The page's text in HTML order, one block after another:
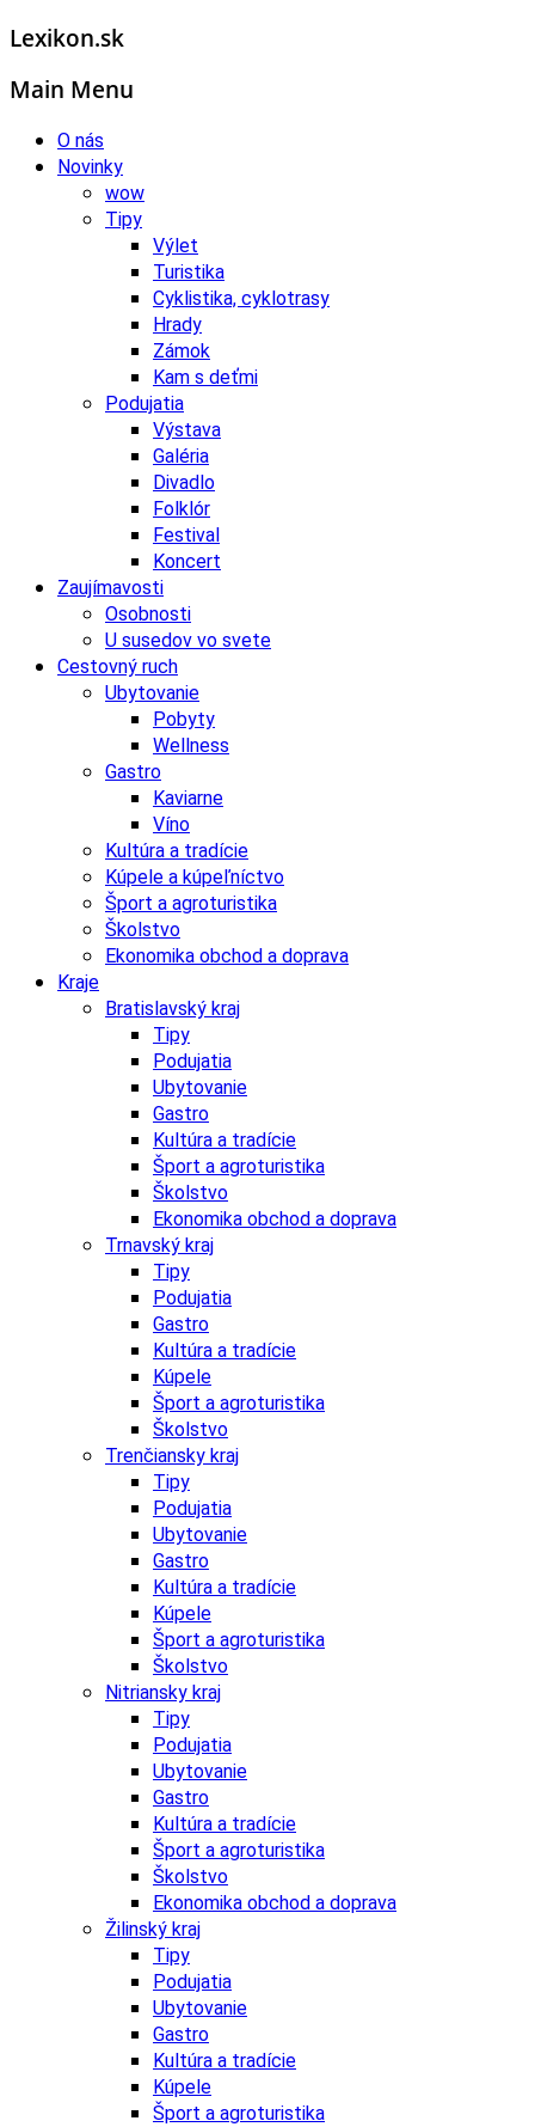
Lexikon.sk
Main Menu
O nás
Novinky
wow
Tipy
Výlet
Turistika
Cyklistika, cyklotrasy
Hrady
Zámok
Kam s deťmi
Podujatia
Výstava
Galéria
Divadlo
Folklór
Festival
Koncert
Zaujímavosti
Osobnosti
U susedov vo svete
Cestovný ruch
Ubytovanie
Pobyty
Wellness
Gastro
Kaviarne
Víno
Kultúra a tradície
Kúpele a kúpeľníctvo
Šport a agroturistika
Školstvo
Ekonomika obchod a doprava
Kraje
Bratislavský kraj
Tipy
Podujatia
Ubytovanie
Gastro
Kultúra a tradície
Šport a agroturistika
Školstvo
Ekonomika obchod a doprava
Trnavský kraj
Tipy
Podujatia
Gastro
Kultúra a tradície
Kúpele
Šport a agroturistika
Školstvo
Trenčiansky kraj
Tipy
Podujatia
Ubytovanie
Gastro
Kultúra a tradície
Kúpele
Šport a agroturistika
Školstvo
Nitriansky kraj
Tipy
Podujatia
Ubytovanie
Gastro
Kultúra a tradície
Šport a agroturistika
Školstvo
Ekonomika obchod a doprava
Žilinský kraj
Tipy
Podujatia
Ubytovanie
Gastro
Kultúra a tradície
Kúpele
Šport a agroturistika